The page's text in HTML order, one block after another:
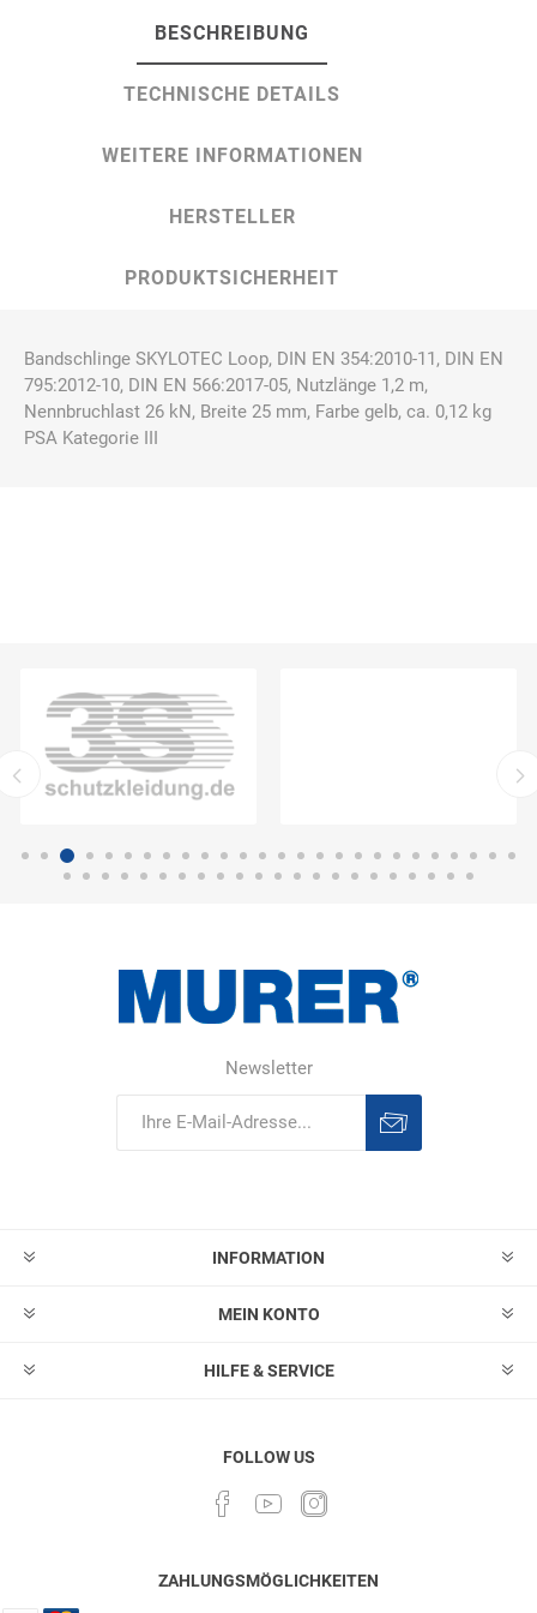
BESCHREIBUNG
TECHNISCHE DETAILS
WEITERE INFORMATIONEN
HERSTELLER
PRODUKTSICHERHEIT
Bandschlinge SKYLOTEC Loop, DIN EN 354:2010-11, DIN EN
795:2012-10, DIN EN 566:2017-05, Nutzlänge 1,2 m,
Nennbruchlast 26 kN, Breite 25 mm, Farbe gelb, ca. 0,12 kg
PSA Kategorie III
Newsletter
INFORMATION
MEIN KONTO
HILFE & SERVICE
FOLLOW US
ZAHLUNGSMÖGLICHKEITEN